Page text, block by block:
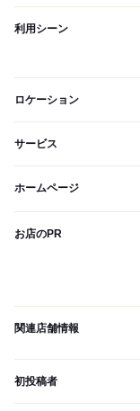
利用シーン
ロケーション
サービス
ホームページ
お店のPR
関連店舗情報
初投稿者